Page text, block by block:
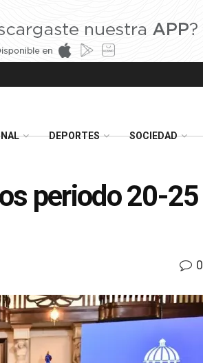
DEPORTES SOCIEDAD
periodo 20-25
0